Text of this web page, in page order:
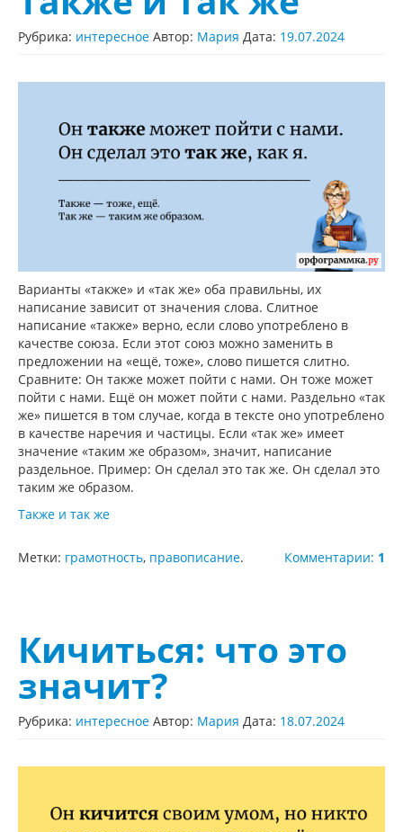
Рубрика: интересное Автор: Мария Дата: 19.07.2024
Варианты «также» и «так же» оба правильны, их
написание зависит от значения слова. Слитное
написание «также» верно, если слово употреблено в
качестве союза. Если этот союз можно заменить в
предложении на «ещё, тоже», слово пишется слитно.
Сравните: Он также может пойти с нами. Он тоже может
пойти с нами. Ещё он может пойти с нами. Раздельно «так
же» пишется в том случае, когда в тексте оно употреблено
в качестве наречия и частицы. Если «так же» имеет
значение «таким же образом», значит, написание
раздельное. Пример: Он сделал это так же. Он сделал это
таким же образом.
Также и так же
Комментарии: 1
Метки: грамотность, правописание.
Кичиться: что это
значит?
Рубрика: интересное Автор: Мария Дата: 18.07.2024